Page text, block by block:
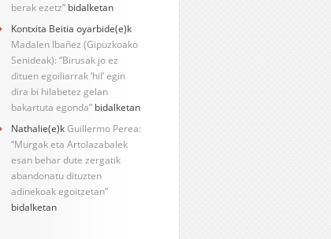
berak ezetz” bidalketan
Kontxita Beitia oyarbide(e)k
Madalen Ibañez (Gipuzkoako
Senideak): “Birusak jo ez
dituen egoiliarrak ‘hil’ egin
dira bi hilabetez gelan
bakartuta egonda” bidalketan
Nathalie(e)kGuillermo Perea:
“Murgak eta Artolazabalek
esan behar dute zergatik
abandonatu dituzten
adinekoak egoitzetan”
bidalketan